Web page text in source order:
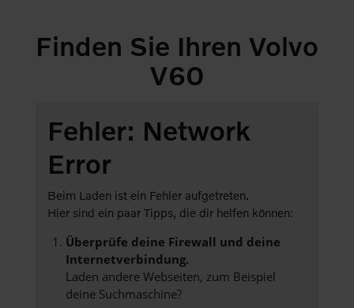
Finden Sie Ihren Volvo
V60
Fehler: Network
Error
Beim Laden ist ein Fehler aufgetreten.
Hier sind ein paar Tipps, die dir helfen können:
Überprüfe deine Firewall und deine
Internetverbindung.
Laden andere Webseiten, zum Beispiel
deine Suchmaschine?